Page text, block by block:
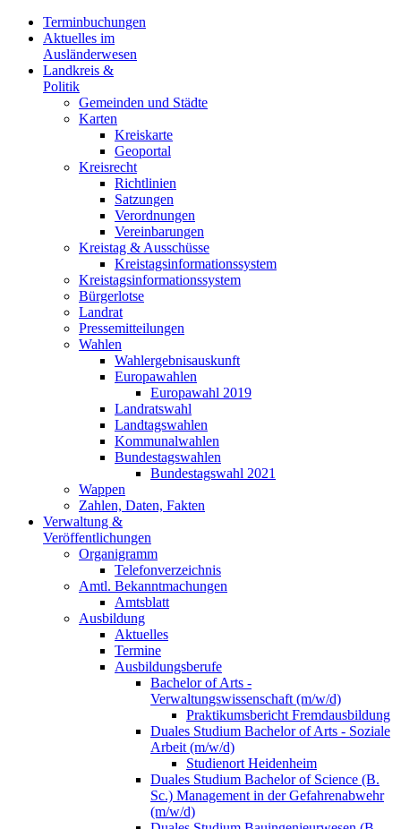
Terminbuchungen
Aktuelles im
Ausländerwesen
Landkreis &
Politik
Gemeinden und Städte
Karten
Kreiskarte
Geoportal
Kreisrecht
Richtlinien
Satzungen
Verordnungen
Vereinbarungen
Kreistag & Ausschüsse
Kreistagsinformationssystem
Kreistagsinformationssystem
Bürgerlotse
Landrat
Pressemitteilungen
Wahlen
Wahlergebnisauskunft
Europawahlen
Europawahl 2019
Landratswahl
Landtagswahlen
Kommunalwahlen
Bundestagswahlen
Bundestagswahl 2021
Wappen
Zahlen, Daten, Fakten
Verwaltung &
Veröffentlichungen
Organigramm
Telefonverzeichnis
Amtl. Bekanntmachungen
Amtsblatt
Ausbildung
Aktuelles
Termine
Ausbildungsberufe
Bachelor of Arts -
Verwaltungswissenschaft (m/w/d)
Praktikumsbericht Fremdausbildung
Duales Studium Bachelor of Arts - Soziale
Arbeit (m/w/d)
Studienort Heidenheim
Duales Studium Bachelor of Science (B.
Sc.) Management in der Gefahrenabwehr
(m/w/d)